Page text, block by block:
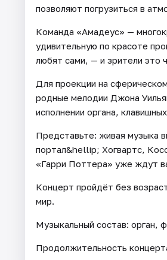
позволяют погрузиться в
Команда «Амадеус» —
удивительную по красоте
любят сами, — и зрители это
Для проекции на
родные мелодии Джона
исполнении органа,
Представьте: живая музыка
портал&hellip; Хогвартс,
«Гарри Поттера» уже ждут
Концерт пройдёт без
мир.
Музыкальный состав: орган,
Продолжительность